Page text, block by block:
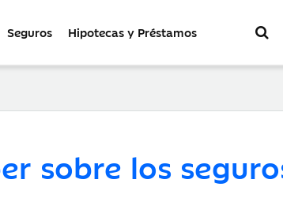
Seguros Hipotecas y Préstamos
sobre los